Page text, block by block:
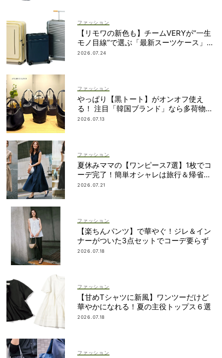
ファッション
【リモワの新色も】チームVERYが“一生
モノ目線”で選ぶ「最新スーツケース」5
選！
2026.07.24
ファッション
やっぱり【黒トート】がオンオフ使え
る！ 注目「韓国ブランド」なら多荷物派
もすっきり見え
2026.07.13
ファッション
夏休みママの【ワンピース7選】1枚でコ
ーデ完了！簡単オシャレは旅行＆帰省に
も
2026.07.21
ファッション
【楽ちんパンツ】で華やぐ！ジレ＆イン
ナーがついた3点セットでコーデ要らず
2026.07.18
ファッション
【甘めTシャツに新風】ワンツーだけど
華やかになれる！夏の主役トップス６選
2026.07.18
ファッション